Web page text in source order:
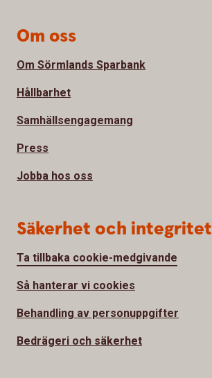
Om oss
Om Sörmlands Sparbank
Hållbarhet
Samhällsengagemang
Press
Jobba hos oss
Säkerhet och integritet
Ta tillbaka cookie-medgivande
Så hanterar vi cookies
Behandling av personuppgifter
Bedrägeri och säkerhet